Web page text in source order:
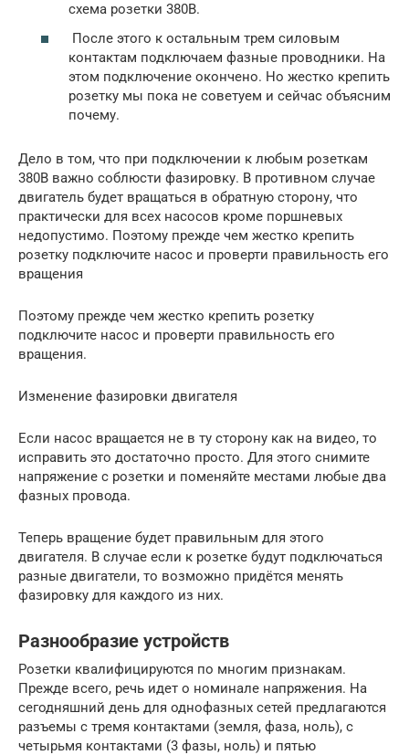
схема розетки 380В.
После этого к остальным трем силовым
контактам подключаем фазные проводники. На
этом подключение окончено. Но жестко крепить
розетку мы пока не советуем и сейчас объясним
почему.
Дело в том, что при подключении к любым розеткам
380В важно соблюсти фазировку. В противном случае
двигатель будет вращаться в обратную сторону, что
практически для всех насосов кроме поршневых
недопустимо. Поэтому прежде чем жестко крепить
розетку подключите насос и проверти правильность его
вращения
Поэтому прежде чем жестко крепить розетку
подключите насос и проверти правильность его
вращения.
Изменение фазировки двигателя
Если насос вращается не в ту сторону как на видео, то
исправить это достаточно просто. Для этого снимите
напряжение с розетки и поменяйте местами любые два
фазных провода.
Теперь вращение будет правильным для этого
двигателя. В случае если к розетке будут подключаться
разные двигатели, то возможно придётся менять
фазировку для каждого из них.
Разнообразие устройств
Розетки квалифицируются по многим признакам.
Прежде всего, речь идет о номинале напряжения. На
сегодняшний день для однофазных сетей предлагаются
разъемы с тремя контактами (земля, фаза, ноль), с
четырьмя контактами (3 фазы, ноль) и пятью